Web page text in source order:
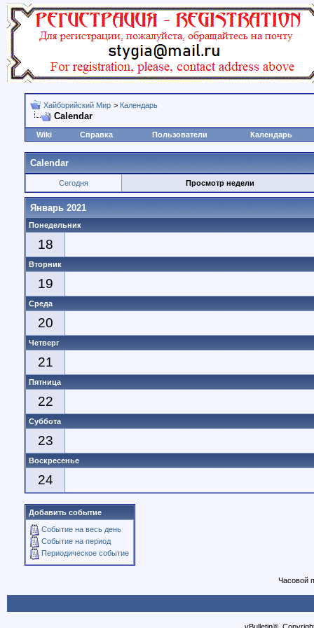
Хайборийский Мир > Календарь
Calendar
Wiki Справка Пользователи Календарь
Calendar
Сегодня Просмотр недели
Январь 2021
Понедельник
18
Вторник
19
Среда
20
Четверг
21
Пятница
22
Суббота
23
Воскресенье
24
Добавить событие
Событие на весь день
Событие на период
Периодическое событие
Часовой